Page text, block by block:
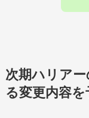
次期ハリア
る変更内容を